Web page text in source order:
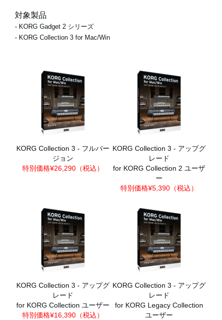
対象製品
- KORG Gadget 2 シリーズ
- KORG Collection 3 for Mac/Win
KORG Collection 3 - フルバー
ジョン
特別価格¥26,290（税込）
KORG Collection 3 - アップグ
レード
for KORG Collection 2 ユーザ
ー
特別価格¥5,390（税込）
KORG Collection 3 - アップグ
レード
for KORG Collection ユーザー
特別価格¥16,390（税込）
KORG Collection 3 - アップグ
レード
for KORG Legacy Collection
ユーザー